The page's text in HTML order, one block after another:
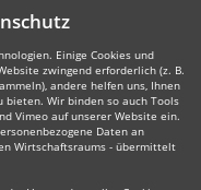
Einige Cookies und
zwingend erforderlich (z. B.
andere helfen uns, Ihnen
Wir binden so auch Tools
Vimeo auf unserer Website ein.
Daten an
Wirtschaftsraums - übermittelt